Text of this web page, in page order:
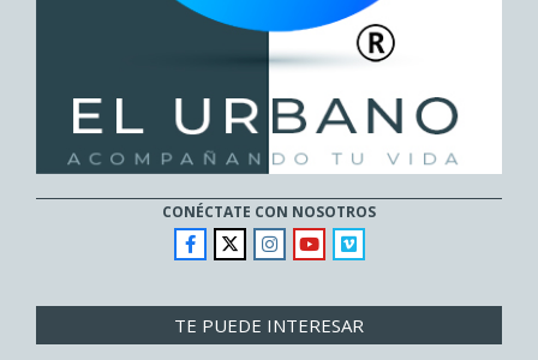
CONÉCTATE CON NOSOTROS
TE PUEDE INTERESAR